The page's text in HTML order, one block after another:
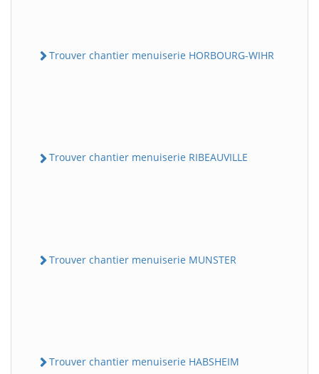
Trouver chantier menuiserie HORBOURG-WIHR
Trouver chantier menuiserie RIBEAUVILLE
Trouver chantier menuiserie MUNSTER
Trouver chantier menuiserie HABSHEIM